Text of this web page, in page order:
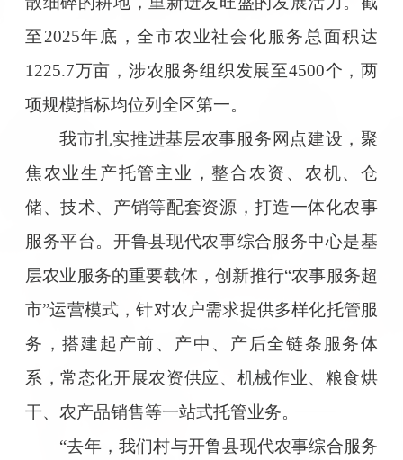
至2025年底，全市农业社会化服务总面积达
1225.7万亩，涉农服务组织发展至4500个，两
项规模指标均位列全区第一。
我市扎实推进基层农事服务网点建设，聚
焦农业生产托管主业，整合农资、农机、仓
储、技术、产销等配套资源，打造一体化农事
服务平台。开鲁县现代农事综合服务中心是基
层农业服务的重要载体，创新推行“农事服务超
市”运营模式，针对农户需求提供多样化托管服
务，搭建起产前、产中、产后全链条服务体
系，常态化开展农资供应、机械作业、粮食烘
干、农产品销售等一站式托管业务。
“去年，我们村与开鲁县现代农事综合服务